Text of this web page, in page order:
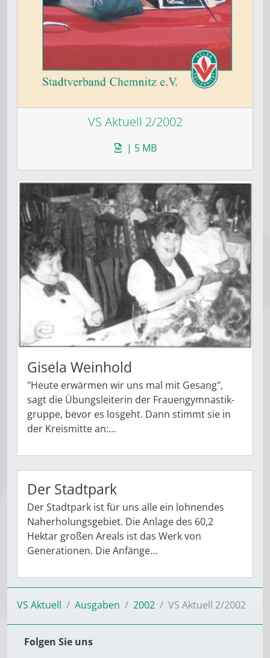
VS Aktuell 2/2002
| 5 MB
Gisela Weinhold
"Heute erwärmen wir uns mal mit Gesang",
sagt die Übungsleiterin der Frauengymnastik-
gruppe, bevor es losgeht. Dann stimmt sie in
der Kreismitte an:…
Der Stadtpark
Der Stadtpark ist für uns alle ein lohnendes
Naherholungsgebiet. Die Anlage des 60,2
Hektar großen Areals ist das Werk von
Generationen. Die Anfänge…
VS Aktuell Ausgaben 2002 VS Aktuell 2/2002
Folgen Sie uns